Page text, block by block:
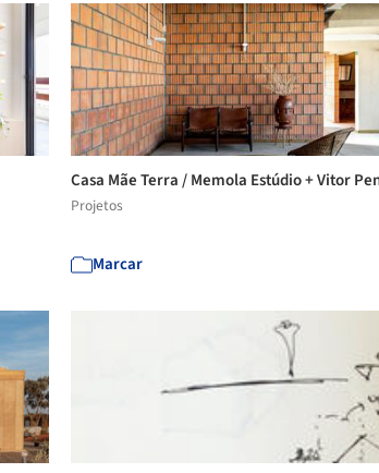
Casa Mãe Terra / Memola Estúdio + Vitor
Projetos
Marcar